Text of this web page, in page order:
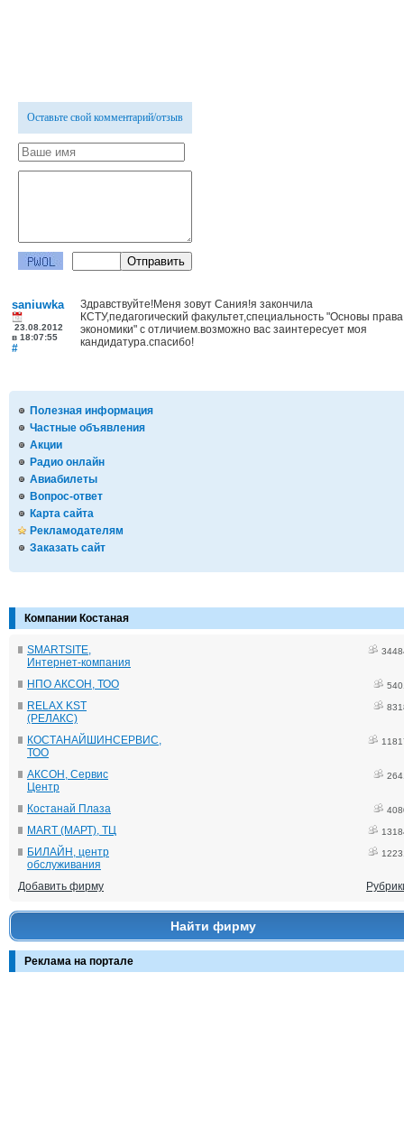
Полезная информация
Частные объявления
Акции
Радио онлайн
Авиабилеты
Вопрос-ответ
Карта сайта
Рекламодателям
Заказать сайт
Компании Костаная
SMARTSITE,
Интернет-компания
НПО АКСОН, ТОО
RELAX KST
(РЕЛАКС)
КОСТАНАЙШИНСЕРВИС,
ТОО
АКСОН, Сервис
Центр
Костанай Плаза
MART (МАРТ), ТЦ
БИЛАЙН, центр
обслуживания
Добавить фирму
Найти фирму
Реклама на портале
Оставьте свой комментарий/отзыв
saniuwka
23.08.2012
в 18:07:55
#
Здравствуйте!Меня зовут Сания!я закончила
КСТУ,педагогический факультет,специальность "Основы
экономики" с отличием.возможно вас заинтересует моя
кандидатура.спасибо!